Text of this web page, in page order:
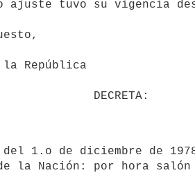
                                 DECRETA:
la Nación: por hora